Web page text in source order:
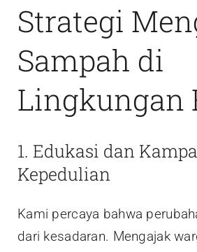
Strategi
Sampah di
Lingkungan
1. Edukasi dan
Kepedulian
Kami percaya bahwa
dari kesadaran. Mengajak